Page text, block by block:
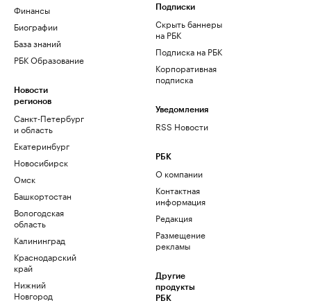
Финансы
Биографии
База знаний
РБК Образование
Новости
регионов
Санкт-Петербург
и область
Екатеринбург
Новосибирск
Омск
Башкортостан
Вологодская
область
Калининград
Краснодарский
край
Нижний
Новгород
Подписки
Скрыть баннеры
на РБК
Подписка на РБК
Корпоративная
подписка
Уведомления
RSS Новости
РБК
О компании
Контактная
информация
Редакция
Размещение
рекламы
Другие
продукты
РБК